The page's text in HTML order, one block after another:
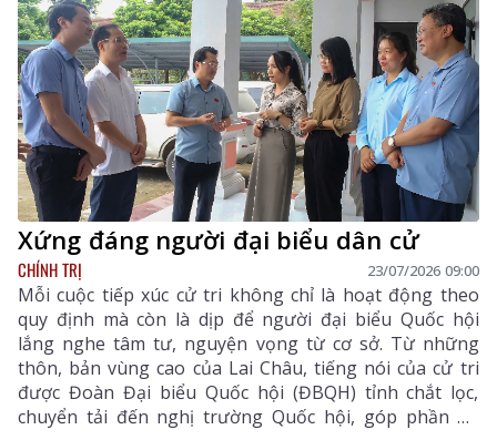
Xứng đáng người đại biểu dân cử
CHÍNH TRỊ 23/07/2026 09:00
Mỗi cuộc tiếp xúc cử tri không chỉ là hoạt động theo
quy định mà còn là dịp để người đại biểu Quốc hội
lắng nghe tâm tư, nguyện vọng từ cơ sở. Từ những
thôn, bản vùng cao của Lai Châu, tiếng nói của cử tri
được Đoàn Đại biểu Quốc hội (ĐBQH) tỉnh chắt lọc,
chuyển tải đến nghị trường Quốc hội, góp phần để